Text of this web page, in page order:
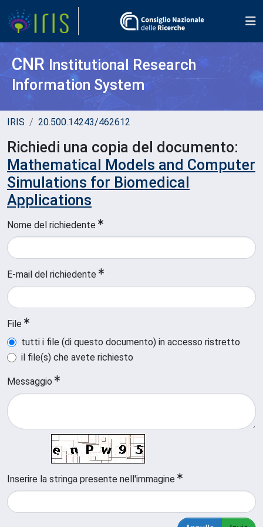
CNR Institutional Research
Information System
IRIS 20.500.14243/462612
Richiedi una copia del documento:
Mathematical Models and Computer
Simulations for Biomedical
Applications
Nome del richiedente
E-mail del richiedente
File
tutti i file (di questo documento) in accesso ristretto
il file(s) che avete richiesto
Messaggio
Inserire la stringa presente nell'immagine